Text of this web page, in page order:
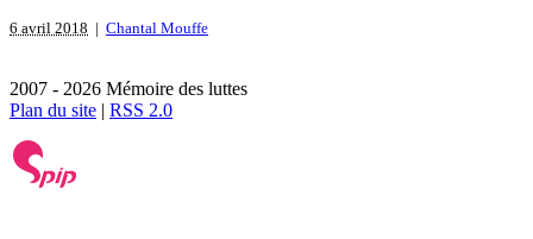
6 avril 2018 | Chantal Mouffe
2007 - 2026 Mémoire des luttes
Plan du site | RSS 2.0